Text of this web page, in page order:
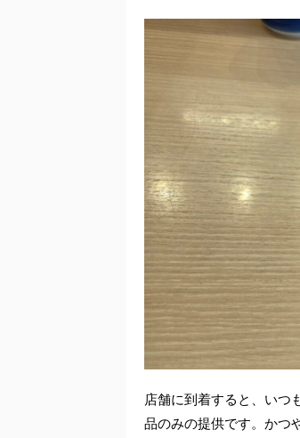
店舗に到着すると、いつ
品のみの提供です。かつ